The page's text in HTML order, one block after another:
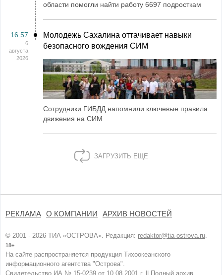
области помогли найти работу 6697 подросткам
16:57
6
августа
2026
Молодежь Сахалина оттачивает навыки
безопасного вождения СИМ
Сотрудники ГИБДД напомнили ключевые правила
движения на СИМ
ЗАГРУЗИТЬ ЕЩЕ
РЕКЛАМА О КОМПАНИИ АРХИВ НОВОСТЕЙ
© 2001 - 2026 ТИА «ОСТРОВА». Редакция: redaktor@tia-ostrova.ru.
18+
На сайте распространяется продукция Тихоокеанского
информационного агентства "Острова".
Свидетельство ИА № 15-0239 от 10.08.2001 г. ||
Полный архив